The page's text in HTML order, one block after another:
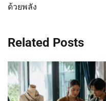
ด้วยพลัง
Related Posts